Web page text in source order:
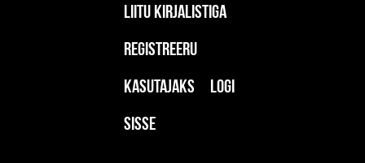
Liitu kirjalistiga
Registreeru
kasutajaks
Logi
sisse